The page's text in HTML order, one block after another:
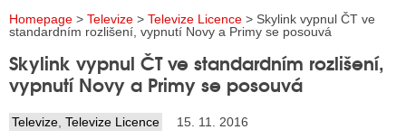
INTERNET
TISK
RADIA
Homepage > Televize > Televize Licence > Skylink vypnul ČT ve
standardním rozlišení, vypnutí Novy a Primy se posouvá
Skylink vypnul ČT ve standardním rozlišení,
vypnutí Novy a Primy se posouvá
Televize Televize Licence 15. 11. 2016